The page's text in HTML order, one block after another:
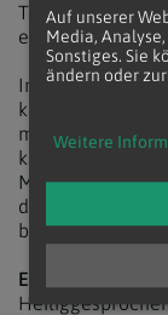
Tod blieb er
er zweimal ab.
In der
katholischen
man von der
katholischen
Missstände in
der
bedurften.
Erfinder des
Auf unserer
Media,
Sonstiges. Sie
ändern oder
Weitere